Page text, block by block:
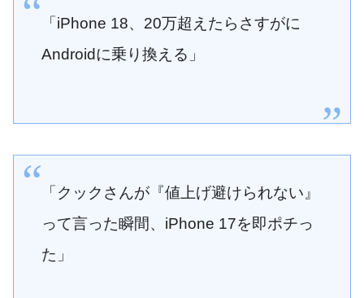
「iPhone 18、20万超えたらさすがに
Androidに乗り換える」
「クックさんが『値上げ避けられない』
って言った瞬間、iPhone 17を即ポチっ
た」